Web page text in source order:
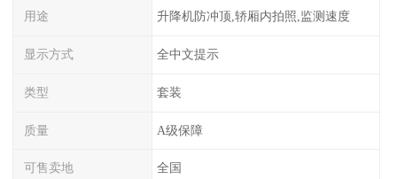
用途 升降机防冲顶,轿厢内拍照,监测速度
显示方式 全中文提示
类型 套装
质量 A级保障
可售卖地 全国